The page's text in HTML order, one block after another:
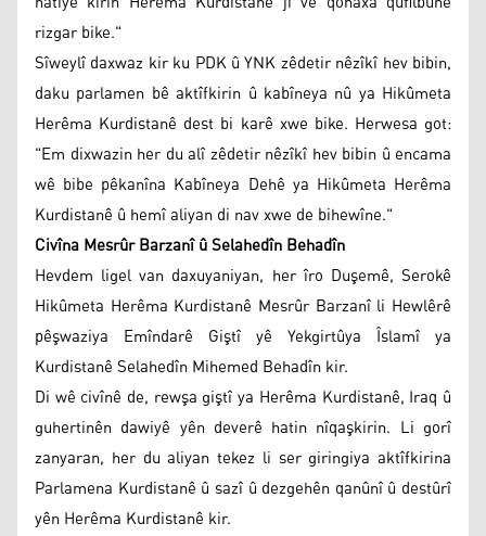
rizgar bike."
Sîweylî daxwaz kir ku PDK û YNK zêdetir nêzîkî hev bibin,
daku parlamen bê aktîfkirin û kabîneya nû ya Hikûmeta
Herêma Kurdistanê dest bi karê xwe bike. Herwesa got:
"Em dixwazin her du alî zêdetir nêzîkî hev bibin û encama
wê bibe pêkanîna Kabîneya Dehê ya Hikûmeta Herêma
Kurdistanê û hemî aliyan di nav xwe de bihewîne."
Civîna Mesrûr Barzanî û Selahedîn Behadîn
Hevdem ligel van daxuyaniyan, her îro Duşemê, Serokê
Hikûmeta Herêma Kurdistanê Mesrûr Barzanî li Hewlêrê
pêşwaziya Emîndarê Giştî yê Yekgirtûya Îslamî ya
Kurdistanê Selahedîn Mihemed Behadîn kir.
Di wê civînê de, rewşa giştî ya Herêma Kurdistanê, Iraq û
guhertinên dawiyê yên deverê hatin nîqaşkirin. Li gorî
zanyaran, her du aliyan tekez li ser giringiya aktîfkirina
Parlamena Kurdistanê û sazî û dezgehên qanûnî û destûrî
yên Herêma Kurdistanê kir.